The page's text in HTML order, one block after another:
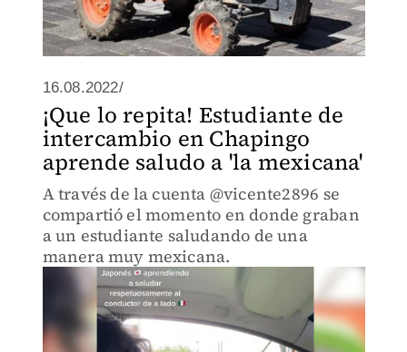
16.08.2022/
¡Que lo repita! Estudiante de
intercambio en Chapingo
aprende saludo a 'la mexicana'
A través de la cuenta @vicente2896 se
compartió el momento en donde graban
a un estudiante saludando de una
manera muy mexicana.